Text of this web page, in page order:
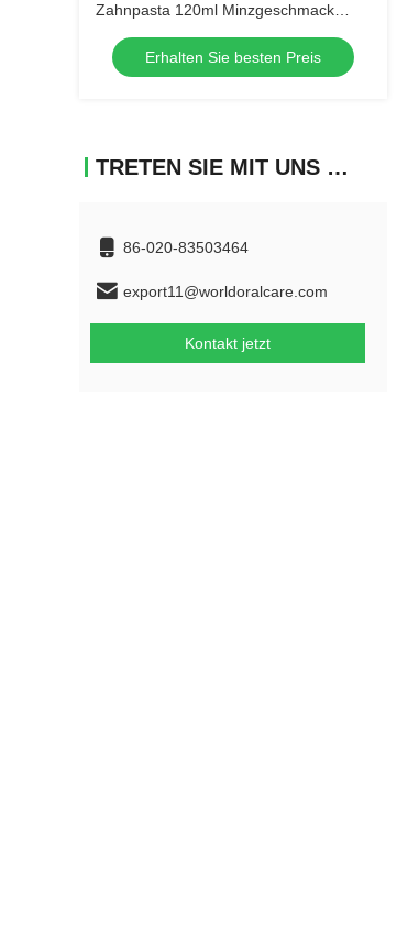
Zahnpasta 120ml Minzgeschmack
Mundhygiene Großbestellung
Großhandel Zahnpflegeprodukte
Erhalten Sie besten Preis
TRETEN SIE MIT UNS IN VERBINDUNG
86-020-83503464
export11@worldoralcare.com
Kontakt jetzt